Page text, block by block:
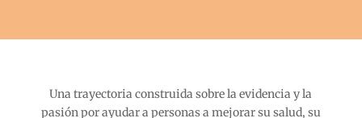
Una trayectoria construida sobre la evidencia y la
pasión por ayudar a personas a mejorar su salud, su